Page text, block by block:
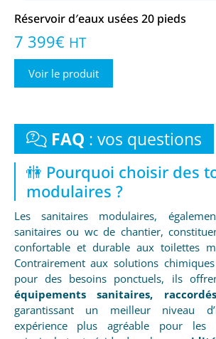
Réservoir d′eaux usées 20 pieds
7 399€ HT
Voir le produit
FAQ : vos questions
🚻 Pourquoi choisir des
modulaires ?
Les sanitaires modulaires,
sanitaires ou wc de chantier,
confortable et durable aux toilettes
Contrairement aux solutions
pour des besoins ponctuels, ils
équipements sanitaires,
garantissant un meilleur niveau
expérience plus agréable pour les